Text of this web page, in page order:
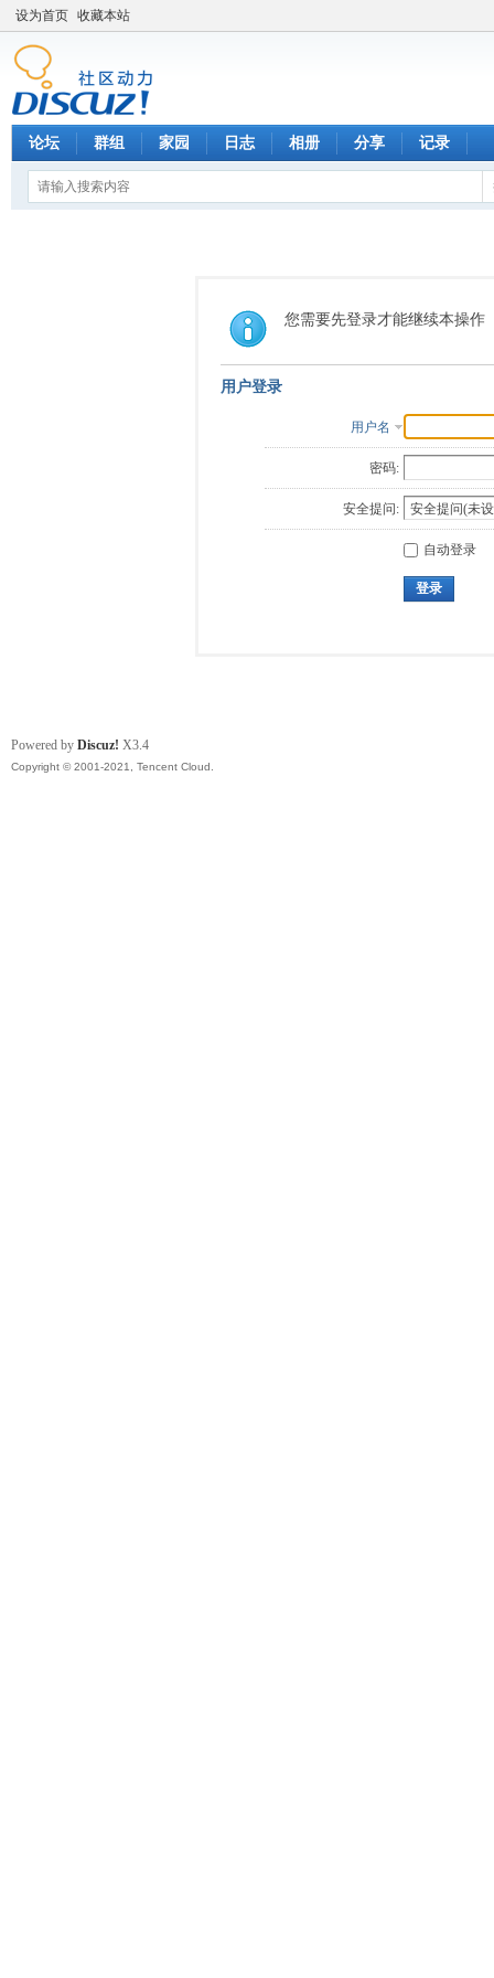
设为首页 收藏本站
论坛 群组 家园 日志 相册 分享 记录
您需要先登录才能继续本操作
用户登录
用户名
密码:
安全提问:
自动登录
登录
Powered by Discuz! X3.4
Copyright © 2001-2021, Tencent Cloud.